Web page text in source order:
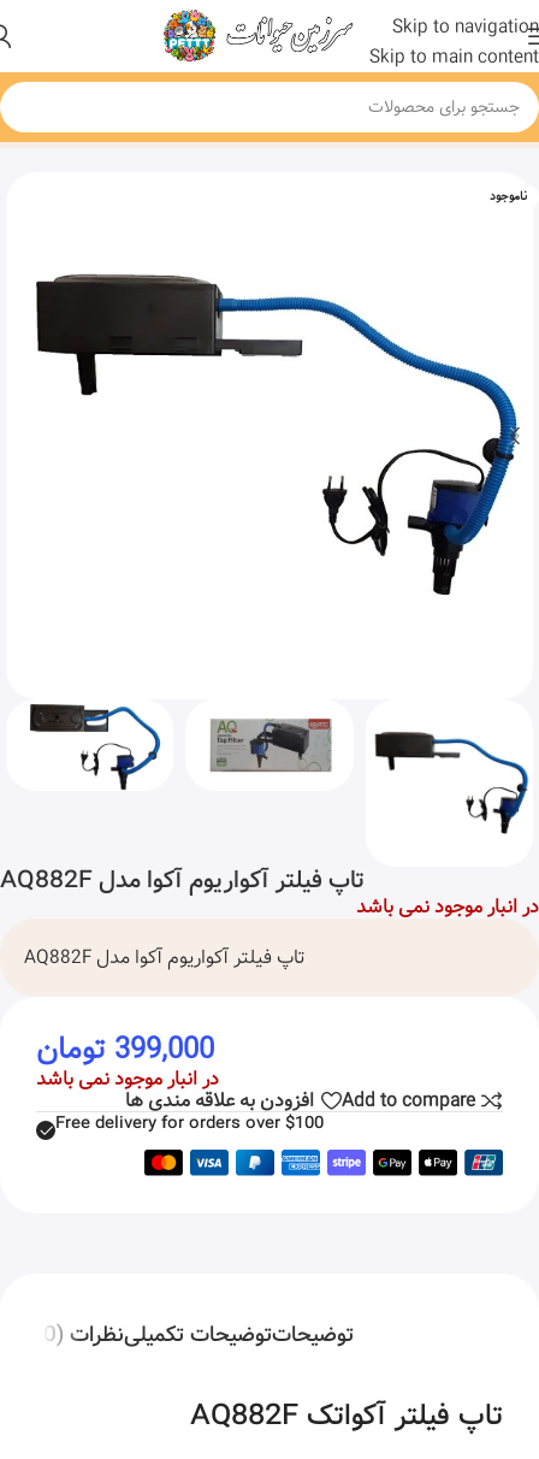
Skip to navigation
Skip to main content
خانه محصول تاپ فیلتر آکواریوم آکوا مدل AQ882F
ناموجود
تاپ فیلتر آکواریوم آکوا مدل AQ882F
در انبار موجود نمی باشد
تاپ فیلتر آکواریوم آکوا مدل AQ882F
399,000 تومان
در انبار موجود نمی باشد
Add to compare افزودن به علاقه مندی ها
Free delivery for orders over $100
توضیحاتتوضیحات تکمیلینظرات (0)
تاپ فیلتر آکواتک AQ882F